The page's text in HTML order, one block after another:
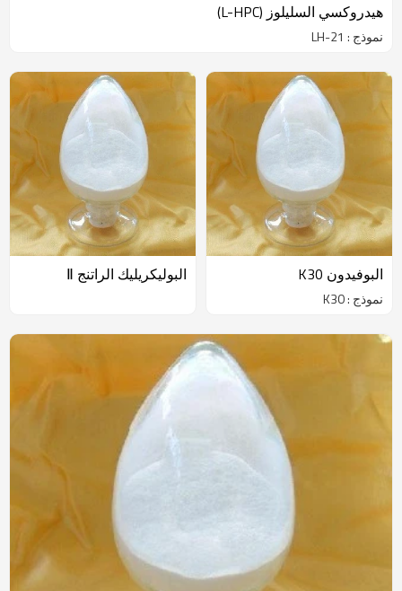
هيدروكسي السليلوز (L-HPC)
نموذج : LH-21
البوفيدون K30
نموذج : K30
البوليكريليك الراتنج Ⅱ